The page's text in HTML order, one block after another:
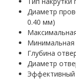
Диаметр
0.40 мм)
Минимальная
Глубина
Диаметр
Эффективный